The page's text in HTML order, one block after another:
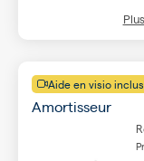
Aide en visio
Amortisseur